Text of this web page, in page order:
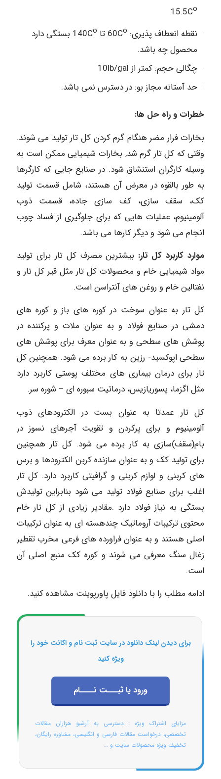
15.5Co
نقطه انعطاف پذیری: 60C o تا 140C o
بستگی دارد
محصول چه باشد.
چگالی حجم: کمتر از 10lb/gal
حد آستانه مجاز بو: در دسترس نمی باشد.
خطرات و راه حل ها:
بخارات فرار مضر هنگام گرم کردن کل تار تولید می شوند.
وقتی که کل تار گرم شد, بخارات شیمیایی ممکن است به
وسیله کارگران استنشاق شود. در صنایع جایی که کارگرها
به طور بالقوه در معرض آن هستند، شامل قسمت تولید
کک، سقف سازی، کف سازی جاده، قسمت ذوب
آلومینیوم، عملیات هایی که برای جلوگیری از فساد چوب
انجام می شود و دیگر کارها می باشد.
موارد کاربرد کل تار: بیشترین مصرف کل تار برای تولید
مواد شیمیایی خام و محصولات کل تار مثل قیر کل تار و
نفتالین خام و روغن های آنتراسن است.
کل تار به عنوان سوخت در کوره های باز و کوره های
دمشی در صنایع فولاد و به عنوان ملات و پرکننده در
پوشش های سطحی و به عنوان معرف برای پوشش های
سطحی اپوکسید- رزین به کار برده می شود. همچنین کل
تار برای درمان بیماری های مختلف پوستی کاربرد دارد
مثل اگزما، پسوریازیس، درماتیت سبوره ای – شوره سر.
کل تار عمدتا به عنوان بست در الکترودهای ذوب
آلومینیوم و برای پرکردن و تقویت آجرهای نسوز در
بام(سقف)سازی به کار برده می شود. کل تار همچنین
برای تولید کک و به عنوان سازنده کربن الکترودها و برس
های کربنی و لوازم کربنی و گرافیتی کاربرد دارد. کل تار
اغلب برای صنایع فولاد تولید می شود بنابراین تولیدش
بستگی به نیاز فولاد دارد .مقادیر زیادی از کل تار خام
محتوی ترکیبات آروماتیک چندهسته ای به عنوان ترکیبات
اصلی هستند و به عنوان فراورده های فرعی مخرب تقطیر
زغال سنگ معرفی می شوند و کوره کک منبع اصلی آن
است.
ادامه مطلب را با دانلود فایل پاورپوینت مشاهده کنید.
برای دیدن لینک دانلود در سایت ثبت نام و اکانت خود را
ویژه کنید
ورود یا ثبـــت نــــام
مزایای اشتراک ویژه : دسترسی به آرشیو هزاران مقالات
تخصصی، درخواست مقالات فارسی و انگلیسی، مشاوره رایگان،
تخفیف ویژه محصولات سایت و ...